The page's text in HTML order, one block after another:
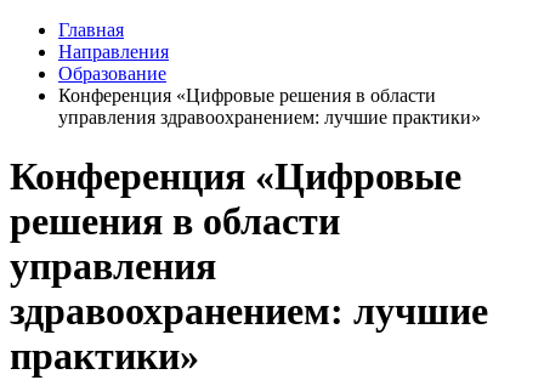
Главная
Направления
Образование
Конференция «Цифровые решения в области
управления здравоохранением: лучшие практики»
Конференция «Цифровые
решения в области
управления
здравоохранением: лучшие
практики»